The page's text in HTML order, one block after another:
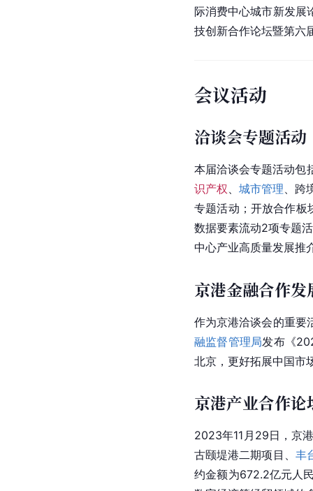
际消费中心城市新发展
技创新合作论坛暨第六
会议活动
洽谈会专题活动
本届洽谈会专题活动包
识产权、 城市管理、跨
专题活动；开放合作板
数据要素流动2项专题
中心产业高质量发展推
京港金融合作发
作为京港洽谈会的重要
融监督管理局发布《
北京，更好拓展中国市
京港产业合作论
2023年11月29日，京
古颐堤港二期项目、 丰
约金额为672.2亿元人